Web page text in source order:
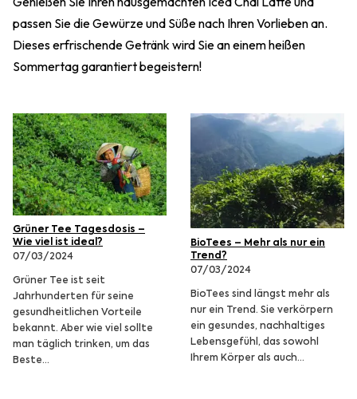
passen Sie die Gewürze und Süße nach Ihren Vorlieben an.
Dieses erfrischende Getränk wird Sie an einem heißen
Sommertag garantiert begeistern!
Grüner Tee Tagesdosis –
Wie viel ist ideal?
07/03/2024
Grüner Tee ist seit
Jahrhunderten für seine
gesundheitlichen Vorteile
bekannt. Aber wie viel sollte
man täglich trinken, um das
Beste…
BioTees – Mehr als nur ein
Trend?
07/03/2024
BioTees sind längst mehr als
nur ein Trend. Sie verkörpern
ein gesundes, nachhaltiges
Lebensgefühl, das sowohl
Ihrem Körper als auch…